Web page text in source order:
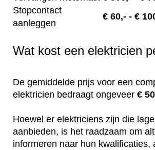
Stopcontact
aanleggen
€ 60,- - €
Wat kost een elektricien
De gemiddelde prijs voor een
elektricien bedraagt ongeveer €
Hoewel er elektriciens zijn die
aanbieden, is het raadzaam om
informeren naar hun kwalificaties,